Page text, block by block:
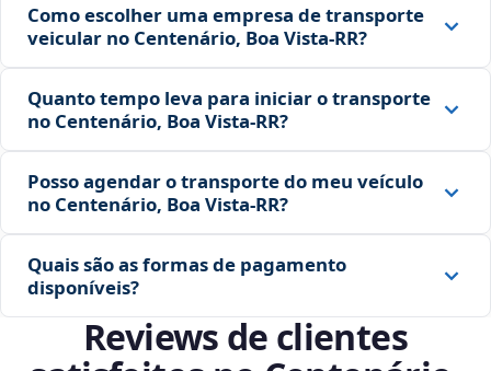
Como escolher uma empresa de transporte
veicular no Centenário, Boa Vista‑RR?
Quanto tempo leva para iniciar o transporte
no Centenário, Boa Vista‑RR?
Posso agendar o transporte do meu veículo
no Centenário, Boa Vista‑RR?
Quais são as formas de pagamento
disponíveis?
Reviews de clientes